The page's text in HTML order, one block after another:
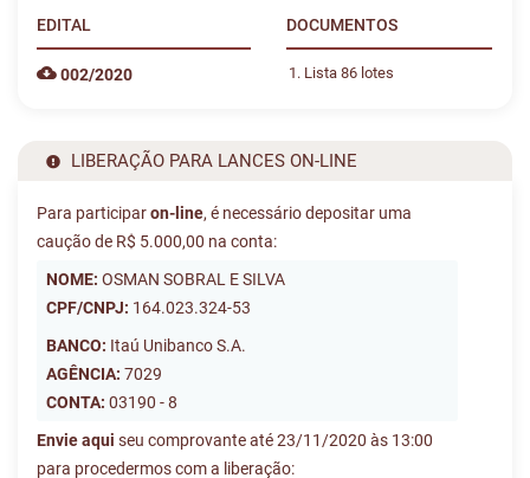
Hidrômetros, Eq. de Informática e Veículos Sucateados.
EDITAL
002/2020
DOCUMENTOS
Lista 86 lotes
LIBERAÇÃO PARA LANCES ON-LINE
Para participaron-line, é necessário depositar uma
caução de R$ 5.000,00 na conta:
NOME: OSMAN SOBRAL E SILVA
CPF/CNPJ: 164.023.324-53
BANCO: Itaú Unibanco S.A.
AGÊNCIA: 7029
CONTA: 03190 - 8
Envie aqui seu comprovante até 23/11/2020 às 13:00
para procedermos com a liberação: